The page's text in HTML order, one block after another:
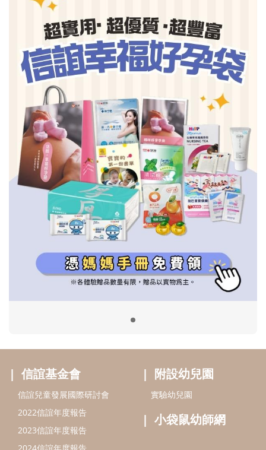
信誼基金會
2022信誼年度報告
2023信誼年度報告
2024信誼年度報告
好孕袋
分齡育兒電子報
線上教養諮詢
附設幼兒園
小袋鼠幼師網
出版服務